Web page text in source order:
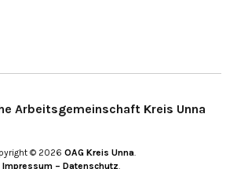
Arbeitsgemeinschaft Kreis Unna
© 2026 OAG Kreis Unna
Impressum – Datenschutz